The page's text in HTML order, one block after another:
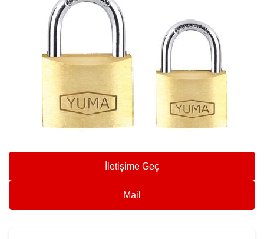
İletişime Geç
Mail